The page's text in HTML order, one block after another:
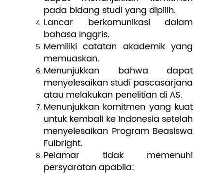
pada bidang studi yang dipilih.
Lancar berkomunikasi dalam
bahasa Inggris.
Memiliki catatan akademik yang
memuaskan.
Menunjukkan bahwa dapat
menyelesaikan studi pascasarjana
atau melakukan penelitian di AS.
Menunjukkan komitmen yang kuat
untuk kembali ke Indonesia setelah
menyelesaikan Program Beasiswa
Fulbright.
Pelamar tidak memenuhi
persyaratan apabila: